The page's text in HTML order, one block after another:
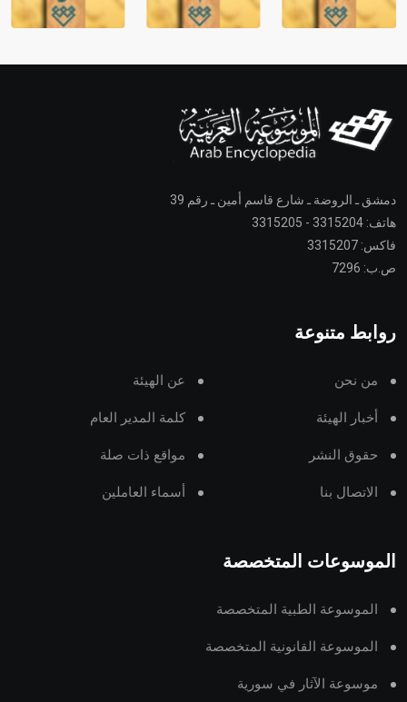
دمشق ـ الروضة ـ شارع قاسم أمين ـ رقم 39
هاتف: 3315204 - 3315205
فاكس: 3315207
ص.ب: 7296
روابط متنوعة
من نحن عن الهيئة
أخبار الهيئة كلمة المدير العام
حقوق النشر مواقع ذات صلة
الاتصال بنا أسماء العاملين
الموسوعات المتخصصة
الموسوعة الطبية المتخصصة
الموسوعة القانونية المتخصصة
موسوعة الآثار في سورية